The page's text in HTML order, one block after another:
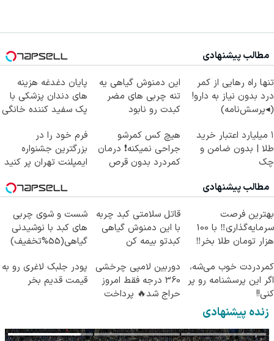
مطالب پیشنهادی
تنها راه رهایی از کمر
درد بدون نیاز به دارو!
(◂پرسش‌نامه)
این دمنوش گیاهی یه
تنه چربی های مضر
کبدت رو نابود
پایان دغدغه هزینه
های دندان پزشکی با
پک سفید کننده خانگی
۱ میلیارد اعتبار خرید
طلا | بدون ضامن و
چک
هیچ کس کمرشو
جراحی نمیکنه❗ درمان
کمردرد بدون قرص
فرم خود را در
بزرگترین جشنواره
ایمپلنت تهران پر کنید
مطالب پیشنهادی
بهترین فرصت
سرمایه‌گذاری‼️ با 100
هزار تومان طلا بخر‼️
قاتل سلامتی کبد چربه
با این دمنوش گیاهی
کبدتو بیمه کن
شست و شوی چربی
های کبد با نوشیدنی
گیاهی(55%تخفیف)
کمردردت خوب می‌شه،
اگر این پرسشنامه رو پر
کنی!!
دوربین لامپی چرخشی
360 درجه فقط امروز
حراج شد🔥 پرداخت
پودر جلبک لاغری رو به
قیمت قدیم بخر
زنده پیشنهادی